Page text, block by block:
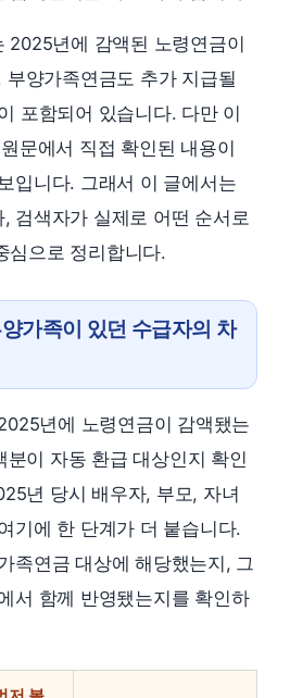
2025년에 감액된 노령연금이
양가족연금도 추가 지급될
포함되어 있습니다. 다만 이
문에서 직접 확인된 내용이
입니다. 그래서 이 글에서는
검색자가 실제로 어떤 순서로
심으로 정리합니다.
가족이 있던 수급자의 차
년에 노령연금이 감액됐는
이 자동 환급 대상인지 확인
년 당시 배우자, 부모, 자녀
기에 한 단계가 더 붙습니다.
족연금 대상에 해당했는지, 그
서 함께 반영됐는지를 확인하